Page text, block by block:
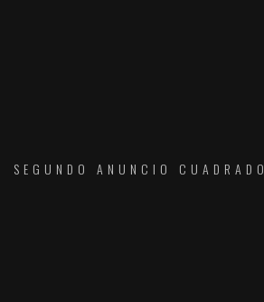
SEGUNDO ANUNCIO CUADRADO